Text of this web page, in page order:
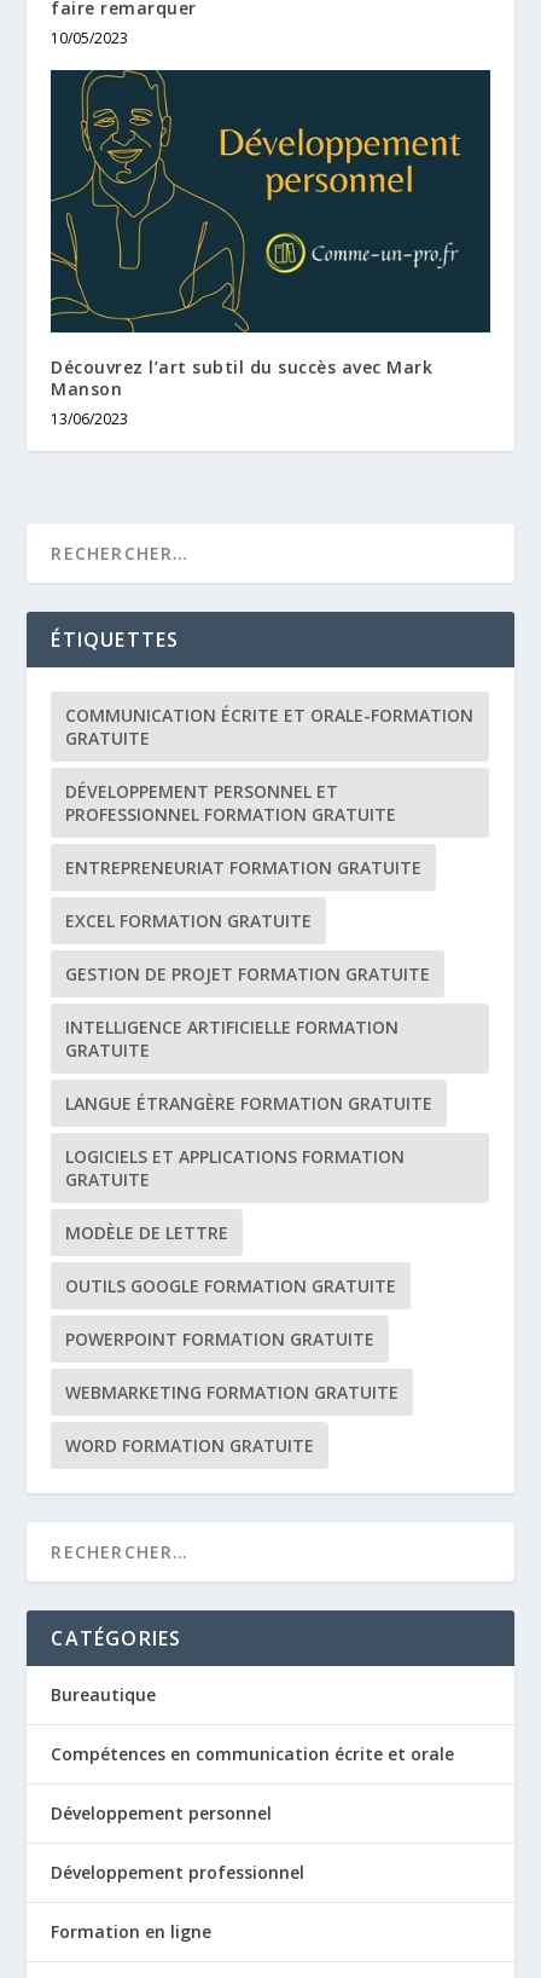
faire remarquer
10/05/2023
Découvrez l’art subtil du succès avec Mark
Manson
13/06/2023
ÉTIQUETTES
COMMUNICATION ÉCRITE ET ORALE-FORMATION
GRATUITE
DÉVELOPPEMENT PERSONNEL ET
PROFESSIONNEL FORMATION GRATUITE
ENTREPRENEURIAT FORMATION GRATUITE
EXCEL FORMATION GRATUITE
GESTION DE PROJET FORMATION GRATUITE
INTELLIGENCE ARTIFICIELLE FORMATION
GRATUITE
LANGUE ÉTRANGÈRE FORMATION GRATUITE
LOGICIELS ET APPLICATIONS FORMATION
GRATUITE
MODÈLE DE LETTRE
OUTILS GOOGLE FORMATION GRATUITE
POWERPOINT FORMATION GRATUITE
WEBMARKETING FORMATION GRATUITE
WORD FORMATION GRATUITE
CATÉGORIES
Bureautique
Compétences en communication écrite et orale
Développement personnel
Développement professionnel
Formation en ligne